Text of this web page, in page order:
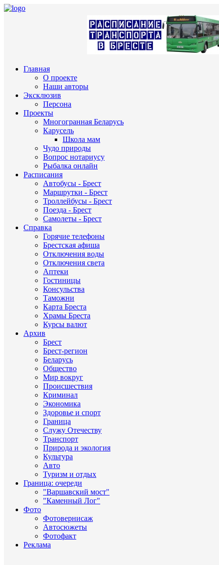
Главная
О проекте
Наши авторы
Эксклюзив
Персона
Проекты
Многогранная Беларусь
Карусель
Школа мам
Чудо природы
Вопрос нотариусу
Рыбалка онлайн
Расписания
Автобусы - Брест
Маршрутки - Брест
Троллейбусы - Брест
Поезда - Брест
Самолеты - Брест
Справка
Горячие телефоны
Брестская афиша
Отключения воды
Отключения света
Аптеки
Гостиницы
Консульства
Таможни
Карта Бреста
Храмы Бреста
Курсы валют
Архив
Брест
Брест-регион
Беларусь
Общество
Мир вокруг
Происшествия
Криминал
Экономика
Здоровье и спорт
Граница
Служу Отечеству
Транспорт
Природа и экология
Культура
Авто
Туризм и отдых
Граница: очереди
"Варшавский мост"
"Каменный Лог"
Фото
Фотовернисаж
Автосюжеты
Фотофакт
Реклама